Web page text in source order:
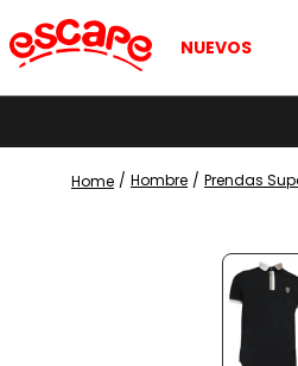
NUEVOS
Hombre Prendas